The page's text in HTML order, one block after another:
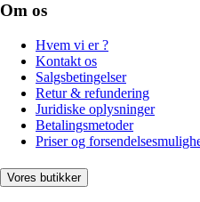
Om os
Hvem vi er ?
Kontakt os
Salgsbetingelser
Retur & refundering
Juridiske oplysninger
Betalingsmetoder
Priser og
Vores butikker